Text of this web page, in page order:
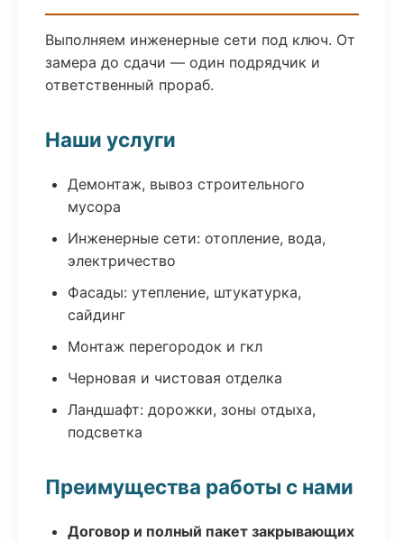
Выполняем инженерные сети под ключ. От
замера до сдачи — один подрядчик и
ответственный прораб.
Наши услуги
Демонтаж, вывоз строительного
мусора
Инженерные сети: отопление, вода,
электричество
Фасады: утепление, штукатурка,
сайдинг
Монтаж перегородок и гкл
Черновая и чистовая отделка
Ландшафт: дорожки, зоны отдыха,
подсветка
Преимущества работы с нами
Договор и полный пакет закрывающих